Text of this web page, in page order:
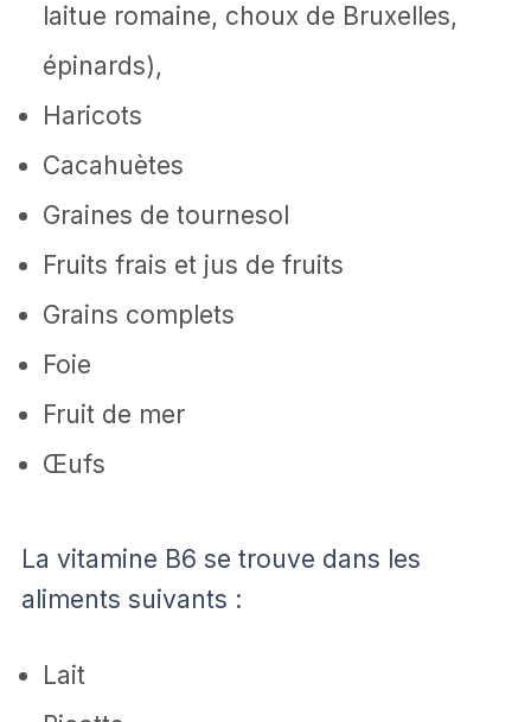
laitue romaine, choux de Bruxelles,
épinards),
Haricots
Cacahuètes
Graines de tournesol
Fruits frais et jus de fruits
Grains complets
Foie
Fruit de mer
Œufs
La vitamine B6 se trouve dans les
aliments suivants :
Lait